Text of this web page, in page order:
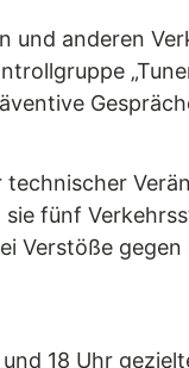
anderen
fünf
Verstöße
18 Uhr